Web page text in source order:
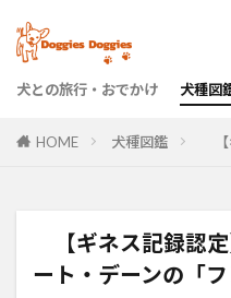
犬との旅行・おでかけ 犬種図
HOME 犬種図鑑 【
【ギネス記録認
ート・デーンの「フ